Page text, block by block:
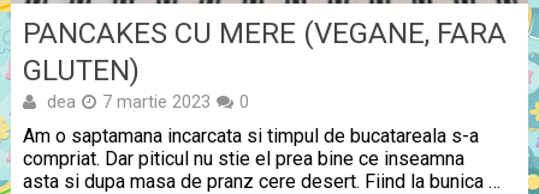
PANCAKES CU MERE (VEGANE, FARA
GLUTEN)
dea 7 martie 2023 0
Am o saptamana incarcata si timpul de bucatareala s-a
compriat. Dar piticul nu stie el prea bine ce inseamna
asta si dupa masa de pranz cere desert. Fiind la bunica …